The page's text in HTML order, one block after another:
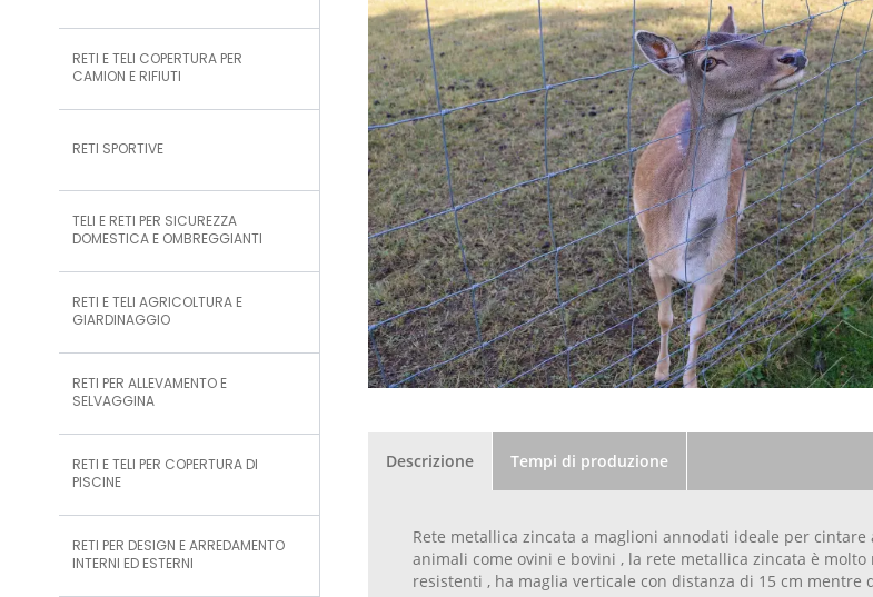
RETI E TELI COPERTURA PER
CAMION E RIFIUTI
RETI SPORTIVE
TELI E RETI PER SICUREZZA
DOMESTICA E OMBREGGIANTI
RETI E TELI AGRICOLTURA E
GIARDINAGGIO
RETI PER ALLEVAMENTO E
SELVAGGINA
RETI E TELI PER COPERTURA DI
PISCINE
RETI PER DESIGN E ARREDAMENTO
INTERNI ED ESTERNI
Descrizione Tempi di produzione
Rete metallica zincata a maglioni annodati ideale per
animali come ovini e bovini , la rete metallica zincata è
resistenti , ha maglia verticale con distanza di 15 cm mentre